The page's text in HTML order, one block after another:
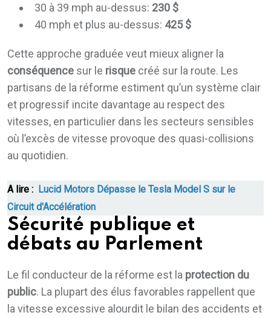
30 à 39 mph au-dessus: 230 $
40 mph et plus au-dessus: 425 $
Cette approche graduée veut mieux aligner la
conséquence sur le risque créé sur la route. Les
partisans de la réforme estiment qu’un système clair
et progressif incite davantage au respect des
vitesses, en particulier dans les secteurs sensibles
où l’excès de vitesse provoque des quasi-collisions
au quotidien.
A lire : Lucid Motors Dépasse le Tesla Model S sur le
Circuit d'Accélération
Sécurité publique et
débats au Parlement
Le fil conducteur de la réforme est la protection du
public. La plupart des élus favorables rappellent que
la vitesse excessive alourdit le bilan des accidents et